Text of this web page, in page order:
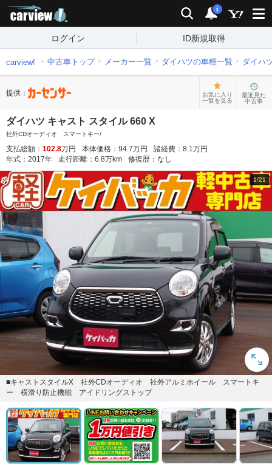
検索 通知
i
ログイン ID新規取得
carview! 中古車トップ メーカー一覧 ダイハツの車種一覧 ダイハ
提供：
お気に入り
一覧を見る
最近見た
中古車
ダイハツ キャスト スタイル 660 X
社外CDオーディオ スマートキー/
支払総額： 102.8万円 本体価格： 94.7万円 諸経費： 8.1万円
年式： 2017年 走行距離： 6.8万km 修復歴： なし
1/21
■キャストスタイルX 社外CDオーディオ 社外アルミホイール スマートキ
ー 横滑り防止機能 アイドリングストップ